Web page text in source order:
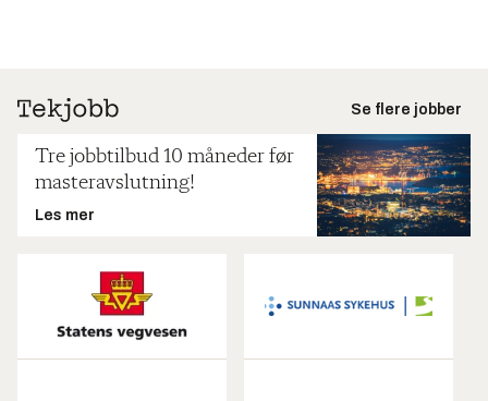
Se flere jobber
Tre jobbtilbud 10 måneder før
masteravslutning!
Les mer